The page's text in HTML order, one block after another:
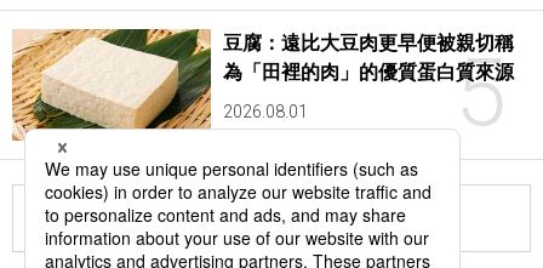
5
豆腐：遠比大豆肉更早便被親切稱
為「田裡的肉」的優質蛋白質來源
2026.08.01
更多